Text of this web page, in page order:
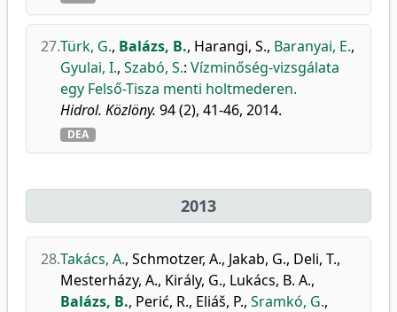
27.Türk, G., Balázs, B., Harangi, S., Baranyai, E.,
Gyulai, I., Szabó, S.: Vízminőség-vizsgálata
egy Felső-Tisza menti holtmederen.
Hidrol. Közlöny. 94 (2), 41-46, 2014.
DEA
2013
28.Takács, A., Schmotzer, A., Jakab, G., Deli, T.,
Mesterházy, A., Király, G., Lukács, B. A.,
Balázs, B., Perić, R., Eliáš, P., Sramkó, G.,